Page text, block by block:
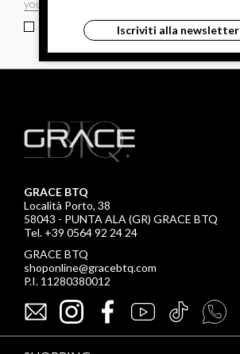
ho letto ed accettato le condizioni sulla privacy.
GRACE BTQ
Località Porto, 38
58043 - PUNTA ALA (GR) GRACE BTQ
Tel. +39 0564 92 24 24
GRACE BTQ
shoponline@gracebtq.com
P.I. 11280380012
Iscriviti alla newsletter